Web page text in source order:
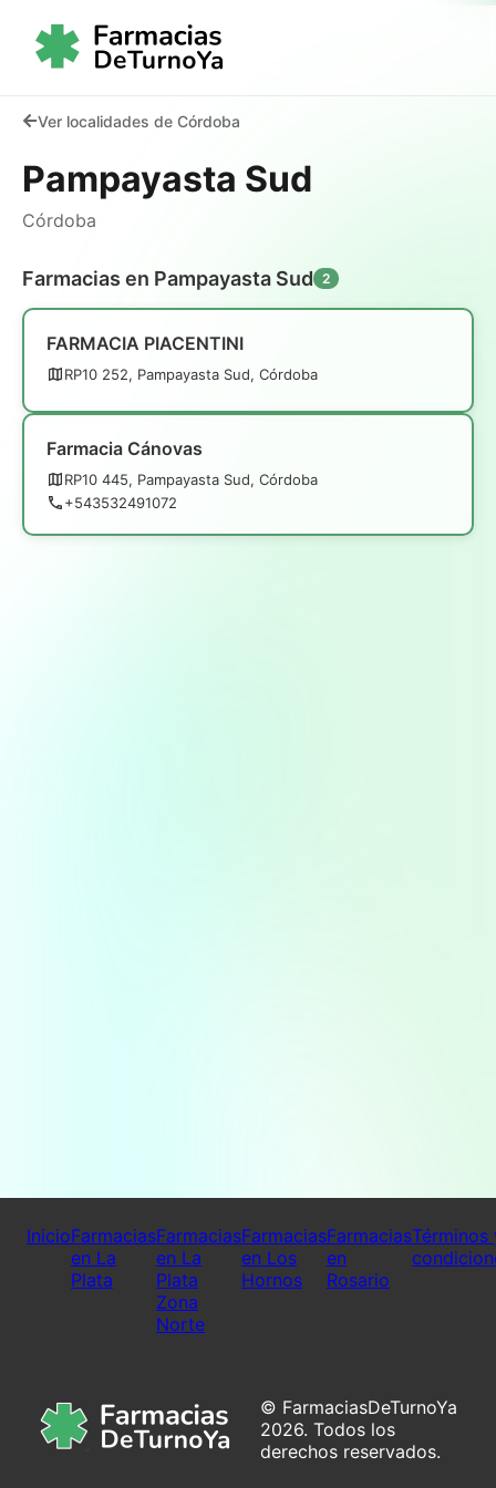
Ver localidades de Córdoba
Pampayasta Sud
Córdoba
Farmacias en Pampayasta Sud 2
FARMACIA PIACENTINI
RP10 252, Pampayasta Sud, Córdoba
Farmacia Cánovas
RP10 445, Pampayasta Sud, Córdoba
+543532491072
InicioFarmacias
en La
Plata
Farmacias
en La
Plata
Zona
Norte
Farmacias
en Los
Hornos
Farmacias
en
Rosario
Términos
© FarmaciasDeTurnoYa
2026. Todos los
derechos reservados.